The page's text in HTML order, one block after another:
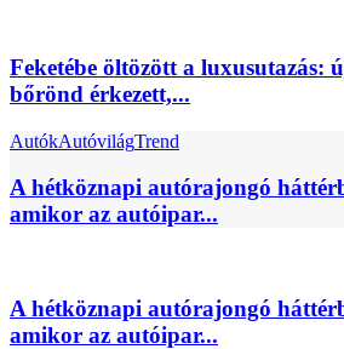
Feketébe öltözött a luxusutazás:
bőrönd érkezett,...
AutókAutóvilágTrend
A hétköznapi autórajongó
amikor az autóipar...
A hétköznapi autórajongó
amikor az autóipar...